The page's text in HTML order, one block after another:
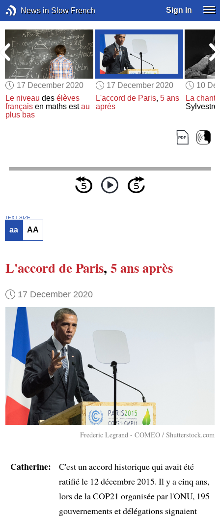
News in Slow French Sign In
17 December 2020
Le niveau desélèves
français en maths estau
plus bas
17 December 2020
L'accord de Paris, 5 ans
après
10
La
TEXT SIZE
aa AA
L'accord de Paris, 5 ans après
17 December 2020
Frederic Legrand - COMEO / Shutterstock.com
Catherine:
C'est un accord historique qui avait été
ratifié le 12 décembre 2015. Il y a cinq ans,
lors de la COP21 organisée par l'ONU, 195
gouvernements et délégations signaient